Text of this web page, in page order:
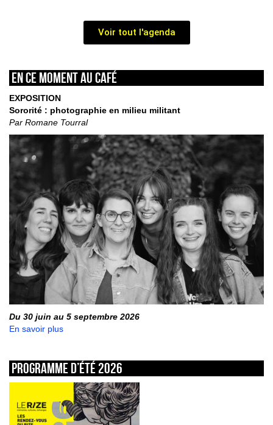
Voir tout l'agenda
En ce moment au café
EXPOSITION
Sororité : photographie en milieu militant
Par Romane Tourral
Du 30 juin au 5 septembre 2026
En savoir plus
Programme d’été 2026